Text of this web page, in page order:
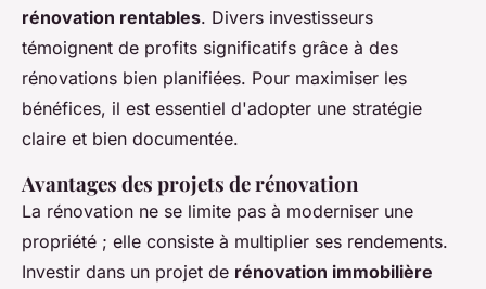
rénovation rentables. Divers investisseurs
témoignent de profits significatifs grâce à des
rénovations bien planifiées. Pour maximiser les
bénéfices, il est essentiel d'adopter une stratégie
claire et bien documentée.
Avantages des projets de rénovation
La rénovation ne se limite pas à moderniser une
propriété ; elle consiste à multiplier ses rendements.
Investir dans un projet de rénovation immobilière